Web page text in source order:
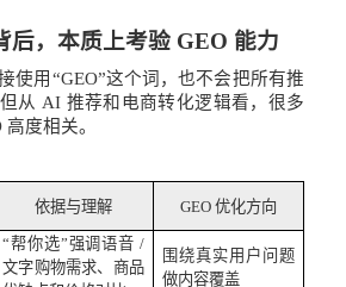
后，本质上考验 GEO 能力
使用 “GEO”这个词，也不会把所有推
从 AI 推荐和电商转化逻辑看，很多
度相关。
依据与理解 GEO 优化方向
“帮你选”强调语音 /
文字购物需求、商品
围绕真实用户问题
做内容覆盖